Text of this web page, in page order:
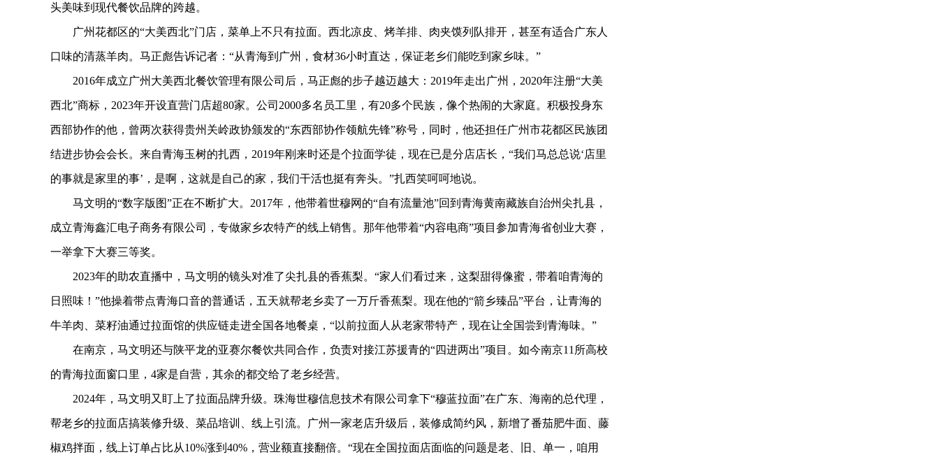
头美味到现代餐饮品牌的跨越。
广州花都区的“大美西北”门店，菜单上不只有拉面。西北凉皮、烤羊排、肉夹馍列队排开，甚至有适合广东人
口味的清蒸羊肉。马正彪告诉记者：“从青海到广州，食材36小时直达，保证老乡们能吃到家乡味。”
2016年成立广州大美西北餐饮管理有限公司后，马正彪的步子越迈越大：2019年走出广州，2020年注册“大美
西北”商标，2023年开设直营门店超80家。公司2000多名员工里，有20多个民族，像个热闹的大家庭。积极投身东
西部协作的他，曾两次获得贵州关岭政协颁发的“东西部协作领航先锋”称号，同时，他还担任广州市花都区民族团
结进步协会会长。来自青海玉树的扎西，2019年刚来时还是个拉面学徒，现在已是分店店长，“我们马总总说‘店里
的事就是家里的事’，是啊，这就是自己的家，我们干活也挺有奔头。”扎西笑呵呵地说。
马文明的“数字版图”正在不断扩大。2017年，他带着世穆网的“自有流量池”回到青海黄南藏族自治州尖扎县，
成立青海鑫汇电子商务有限公司，专做家乡农特产的线上销售。那年他带着“内容电商”项目参加青海省创业大赛，
一举拿下大赛三等奖。
2023年的助农直播中，马文明的镜头对准了尖扎县的香蕉梨。“家人们看过来，这梨甜得像蜜，带着咱青海的
日照味！”他操着带点青海口音的普通话，五天就帮老乡卖了一万斤香蕉梨。现在他的“箭乡臻品”平台，让青海的
牛羊肉、菜籽油通过拉面馆的供应链走进全国各地餐桌，“以前拉面人从老家带特产，现在让全国尝到青海味。”
在南京，马文明还与陕平龙的亚赛尔餐饮共同合作，负责对接江苏援青的“四进两出”项目。如今南京11所高校
的青海拉面窗口里，4家是自营，其余的都交给了老乡经营。
2024年，马文明又盯上了拉面品牌升级。珠海世穆信息技术有限公司拿下“穆蓝拉面”在广东、海南的总代理，
帮老乡的拉面店搞装修升级、菜品培训、线上引流。广州一家老店升级后，装修成简约风，新增了番茄肥牛面、藤
椒鸡拌面，线上订单占比从10%涨到40%，营业额直接翻倍。“现在全国拉面店面临的问题是老、旧、单一，咱用